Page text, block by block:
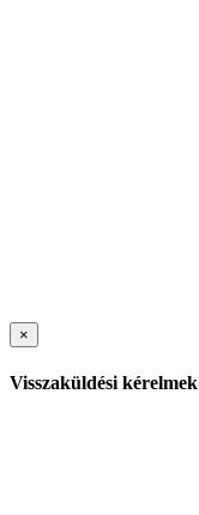
×
Visszaküldési kérelmek